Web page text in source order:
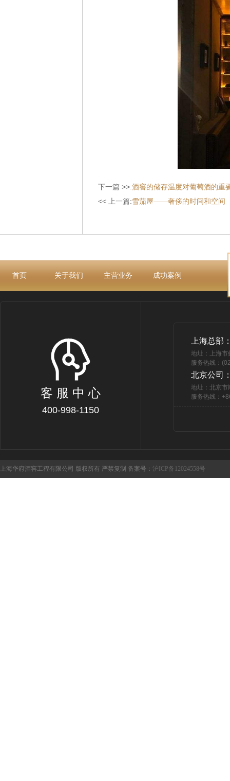
下一篇 >>:酒窖的储存温度对葡萄酒的重
<< 上一篇:雪茄屋——奢侈的时间和空间
首页 关于我们 主营业务 成功案例
客 服 中 心
400-998-1150
上海总部
地址：上海
服务热线：
北京公司
地址：北京市
服务热线：
上海华府酒窖工程有限公司 版权所有 严禁复制 备案号： 沪ICP备12024558号